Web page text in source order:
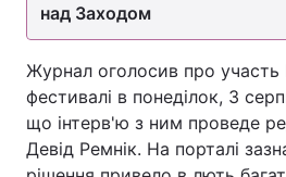
над Заходом
Журнал оголосив про участь
фестивалі в понеділок, 3
що інтерв'ю з ним проведе
Девід Ремнік. На порталі